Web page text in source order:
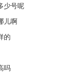
少号呢
儿啊
的
吗